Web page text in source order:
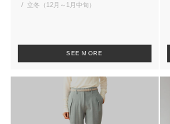
立冬（12月～1月中旬）
SEE MORE